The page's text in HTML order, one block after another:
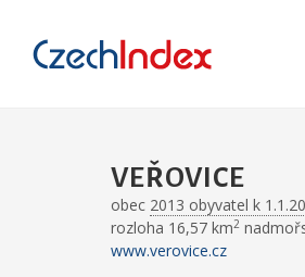
VEŘOVICE
obec 2013 obyvatel k
rozloha 16,57 km2
www.verovice.cz